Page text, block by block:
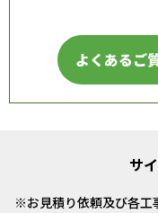
よくあるご
サ
お見積り依頼及び各